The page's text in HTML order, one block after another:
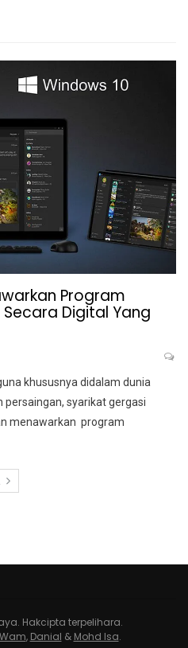
Program
Digital Yang
khususnya didalam dunia
persaingan, syarikat gergasi
menawarkan program
Hakcipta terpelihara.
Wam, Danial & Mohd Isa.